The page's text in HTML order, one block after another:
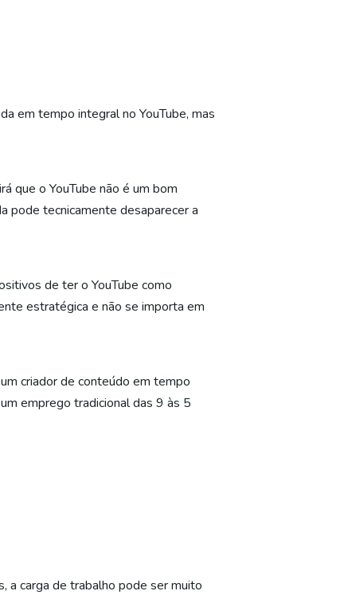
em tempo integral no YouTube, mas
que o YouTube não é um bom
pode tecnicamente desaparecer a
de ter o YouTube como
estratégica e não se importa em
criador de conteúdo em tempo
emprego tradicional das 9 às 5
a carga de trabalho pode ser muito